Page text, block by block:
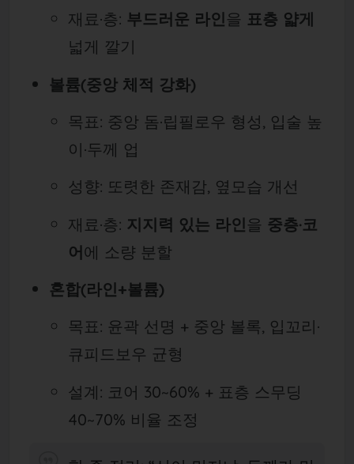
재료·층: 부드러운 라인을 표층 얇게
넓게 깔기
볼륨(중앙 체적 강화)
목표: 중앙 돔·립필로우 형성, 입술 높
이·두께 업
성향: 또렷한 존재감, 옆모습 개선
재료·층: 지지력 있는 라인을 중층·코
어에 소량 분할
혼합(라인+볼륨)
목표: 윤곽 선명 + 중앙 볼록, 입꼬리·
큐피드보우 균형
설계: 코어 30~60% + 표층 스무딩
40~70% 비율 조정